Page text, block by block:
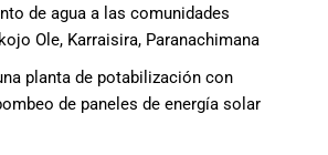
de agua a las comunidades
Ole, Karraisira, Paranachimana
planta de potabilización con
de paneles de energía solar